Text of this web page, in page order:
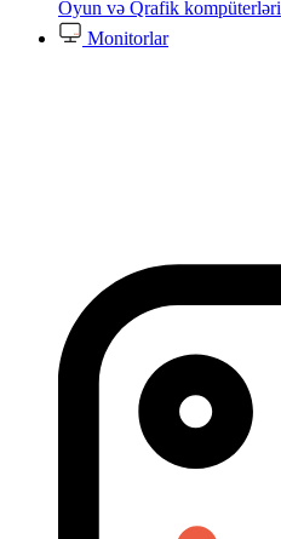
Oyun və Qrafik kompüterləri
Monitorlar